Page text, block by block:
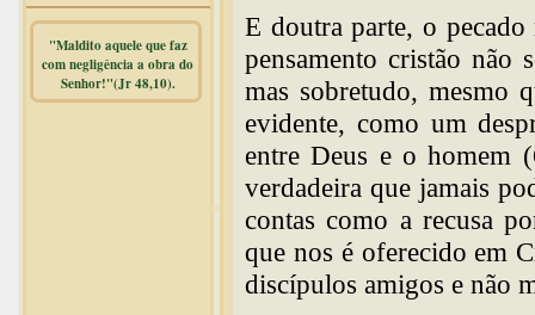
"Maldito aquele que faz
com negligência a obra do
Senhor!"(Jr 48,10).
/home/dicionar/public_html/online.php
E doutra parte, o pecado
pensamento cristão não
mas sobretudo, mesmo
evidente, como um
entre Deus e o homem
verdadeira que jamais
contas como a recusa
que nos é oferecido em
discípulos amigos e não